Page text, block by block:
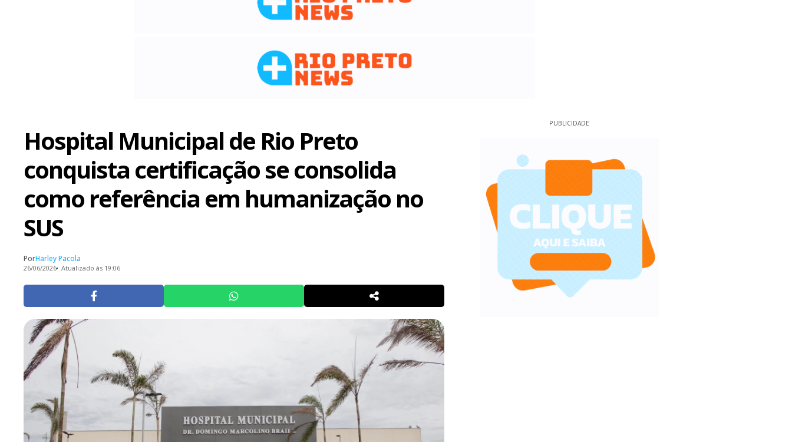
Hospital Municipal de Rio Preto
conquista certificação se consolida
como referência em humanização no
SUS
PorHarley Pacola
26/06/2026 Atualizado às 19:06
PUBLICIDADE